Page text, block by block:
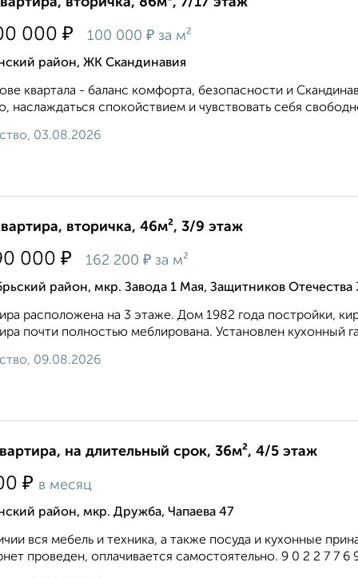
000 ₽ 100 000 ₽ за м²
район, ЖК Скандинавия
квартала - баланс комфорта, безопасности и
наслаждаться спокойствием и чувствовать себя
03.08.2026
вторичка, 46м², 3/9 этаж
000 ₽ 162 200 ₽ за м²
район, мкр. Завода 1 Мая, Защитников Отечества
расположена на 3 этаже. Дом 1982 года постройки,
почти полностью меблирована. Установлен кухонный
09.08.2026
на длительный срок, 36м², 4/5 этаж
₽ в месяц
район, мкр. Дружба, Чапаева 47
вся мебель и техника, а также посуда и кухонные
проведен, оплачивается самостоятельно. 9 0 2 2 7 7 6